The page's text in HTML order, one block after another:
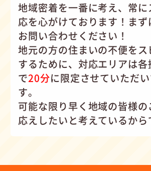
地域密着を一番に考え、常
応を心がけております！ま
お問い合わせください！
地元の方の住まいの不便を
するために、対応エリアは
で20分に限定させていただ
す。
可能な限り早く地域の皆様
応えしたいと考えているから